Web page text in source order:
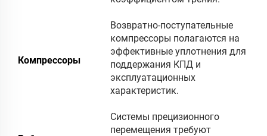
Компрессоры
Возвратно-поступательные
компрессоры полагаются на
эффективные уплотнения для
поддержания КПД и
эксплуатационных
характеристик.
Системы прецизионного
перемещения требуют